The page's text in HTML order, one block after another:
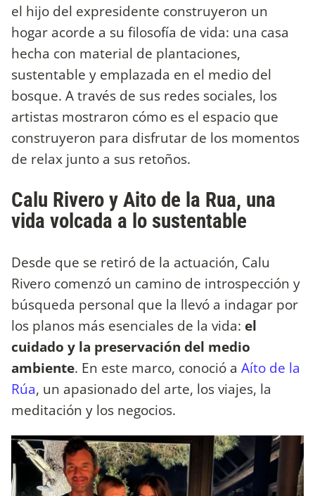
el hijo del expresidente construyeron un
hogar acorde a su filosofía de vida: una casa
hecha con material de plantaciones,
sustentable y emplazada en el medio del
bosque. A través de sus redes sociales, los
artistas mostraron cómo es el espacio que
construyeron para disfrutar de los momentos
de relax junto a sus retoños.
Calu Rivero y Aito de la Rua, una
vida volcada a lo sustentable
Desde que se retiró de la actuación, Calu
Rivero comenzó un camino de introspección y
búsqueda personal que la llevó a indagar por
los planos más esenciales de la vida: el
cuidado y la preservación del medio
ambiente. En este marco, conoció a Aíto de la
Rúa, un apasionado del arte, los viajes, la
meditación y los negocios.